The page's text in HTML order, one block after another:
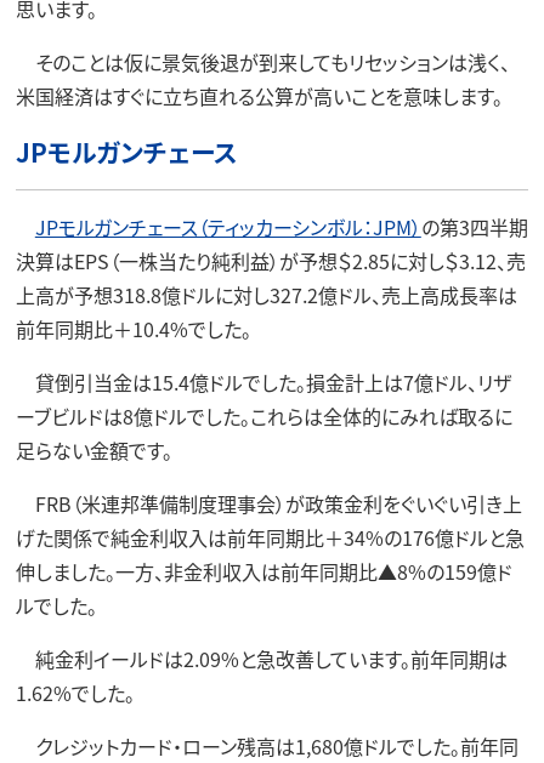
思います。
そのことは仮に景気後退が到来してもリセッションは浅く、
米国経済はすぐに立ち直れる公算が高いことを意味します。
JPモルガンチェース
JPモルガンチェース（ティッカーシンボル：JPM） の第3四半期
決算はEPS（一株当たり純利益）が予想＄2.85に対し＄3.12、売
上高が予想318.8億ドルに対し327.2億ドル、売上高成長率は
前年同期比＋10.4%でした。
貸倒引当金は15.4億ドルでした。損金計上は7億ドル、リザ
ーブビルドは8億ドルでした。これらは全体的にみれば取るに
足らない金額です。
FRB（米連邦準備制度理事会）が政策金利をぐいぐい引き上
げた関係で純金利収入は前年同期比＋34%の176億ドルと急
伸しました。一方、非金利収入は前年同期比▲8%の159億ド
ルでした。
純金利イールドは2.09%と急改善しています。前年同期は
1.62%でした。
クレジットカード・ローン残高は1,680億ドルでした。前年同